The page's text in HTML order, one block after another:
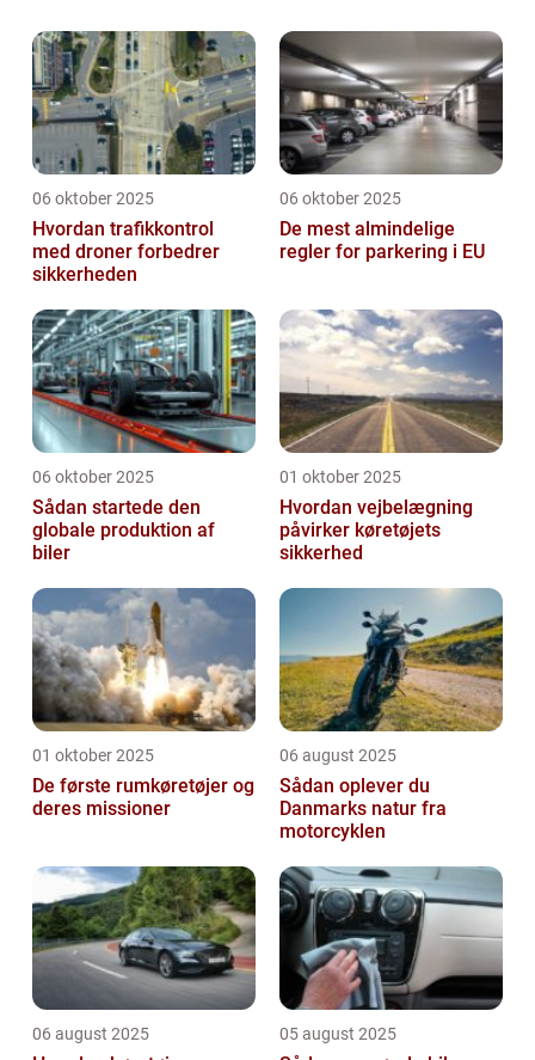
kendt for sin alsidighed, rummelighed og...
06 oktober 2025
Hvordan trafikkontrol
med droner forbedrer
sikkerheden
06 oktober 2025
De mest almindelige
regler for parkering i EU
06 oktober 2025
Sådan startede den
globale produktion af
biler
01 oktober 2025
Hvordan vejbelægning
påvirker køretøjets
sikkerhed
01 oktober 2025
De første rumkøretøjer og
deres missioner
06 august 2025
Sådan oplever du
Danmarks natur fra
motorcyklen
06 august 2025 05 august 2025